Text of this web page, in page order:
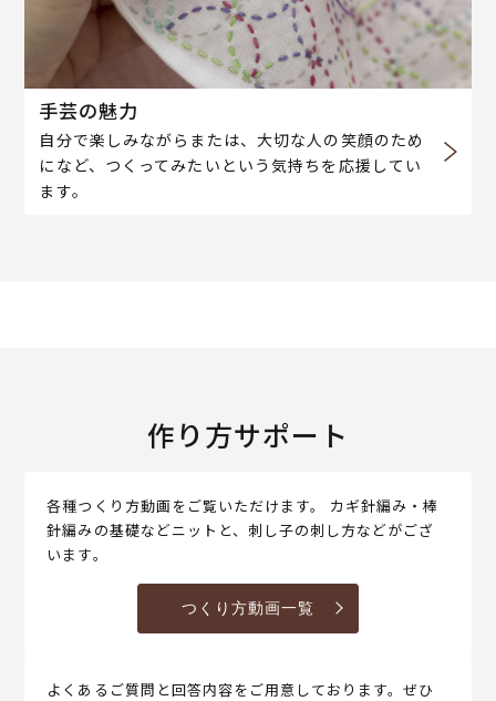
手芸の魅力
自分で楽しみながらまたは、大切な人の笑顔のため
になど、つくってみたいという気持ちを応援してい
ます。
作り方サポート
各種つくり方動画をご覧いただけます。 カギ針編み・棒
針編みの基礎などニットと、刺し子の刺し方などがござ
います。
つくり方動画一覧
よくあるご質問と回答内容をご用意しております。ぜひ